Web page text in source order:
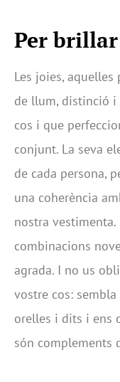
Per
Les joies,
de llum, distinció i
cos i que
conjunt. La seva
de cada persona,
una coherència
nostra
combinacions
agrada. I no us
vostre cos:
orelles i dits i ens
són complements